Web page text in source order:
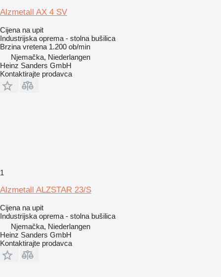
Alzmetall AX 4 SV
Cijena na upit
Industrijska oprema - stolna bušilica
Brzina vretena 1.200 ob/min
Njemačka, Niederlangen
Heinz Sanders GmbH
Kontaktirajte prodavca
1
Alzmetall ALZSTAR 23/S
Cijena na upit
Industrijska oprema - stolna bušilica
Njemačka, Niederlangen
Heinz Sanders GmbH
Kontaktirajte prodavca